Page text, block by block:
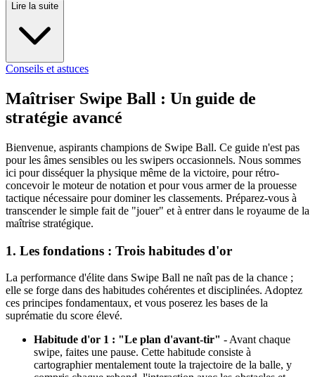
Lire la suite
Conseils et astuces
Maîtriser Swipe Ball : Un guide de
stratégie avancé
Bienvenue, aspirants champions de Swipe Ball. Ce guide n'est pas
pour les âmes sensibles ou les swipers occasionnels. Nous sommes
ici pour disséquer la physique même de la victoire, pour rétro-
concevoir le moteur de notation et pour vous armer de la prouesse
tactique nécessaire pour dominer les classements. Préparez-vous à
transcender le simple fait de "jouer" et à entrer dans le royaume de la
maîtrise stratégique.
1. Les fondations : Trois habitudes d'or
La performance d'élite dans Swipe Ball ne naît pas de la chance ;
elle se forge dans des habitudes cohérentes et disciplinées. Adoptez
ces principes fondamentaux, et vous poserez les bases de la
suprématie du score élevé.
Habitude d'or 1 : "Le plan d'avant-tir" - Avant chaque
swipe, faites une pause. Cette habitude consiste à
cartographier mentalement toute la trajectoire de la balle, y